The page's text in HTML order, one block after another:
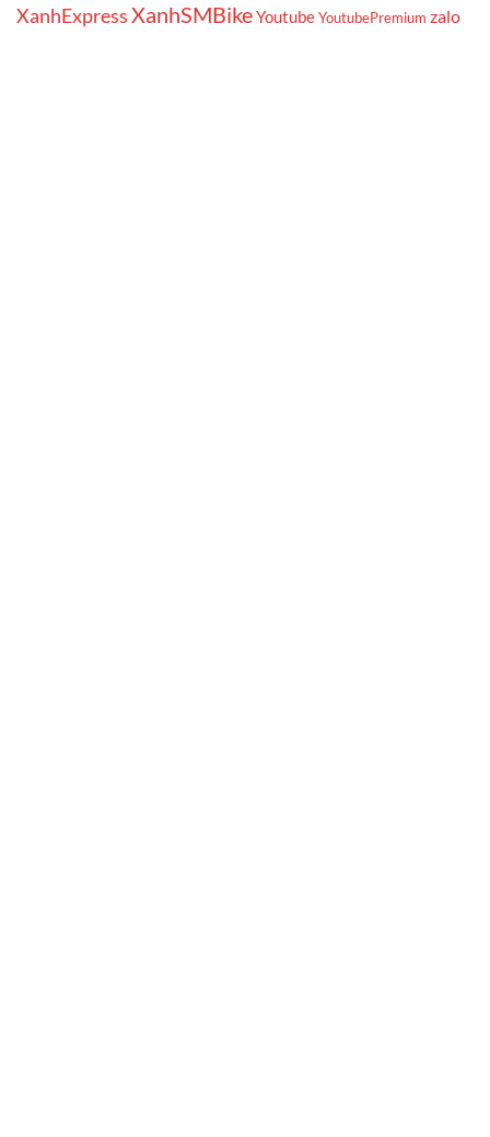
XanhExpressXanhSMBikeYoutubeYoutubePremium zalo